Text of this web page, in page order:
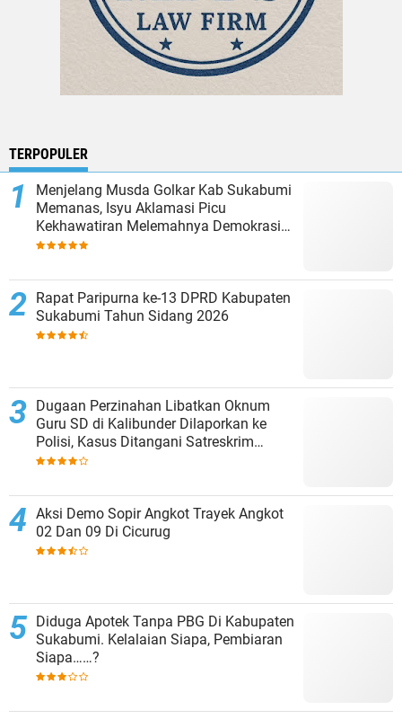
TERPOPULER
Menjelang Musda Golkar Kab Sukabumi
Memanas, Isyu Aklamasi Picu
Kekhawatiran Melemahnya Demokrasi
Internal
Rapat Paripurna ke-13 DPRD Kabupaten
Sukabumi Tahun Sidang 2026
Dugaan Perzinahan Libatkan Oknum
Guru SD di Kalibunder Dilaporkan ke
Polisi, Kasus Ditangani Satreskrim
Polres Sukabumi
Aksi Demo Sopir Angkot Trayek Angkot
02 Dan 09 Di Cicurug
Diduga Apotek Tanpa PBG Di Kabupaten
Sukabumi. Kelalaian Siapa, Pembiaran
Siapa……?